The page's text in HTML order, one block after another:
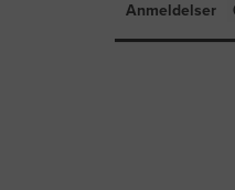
Anmeldelser